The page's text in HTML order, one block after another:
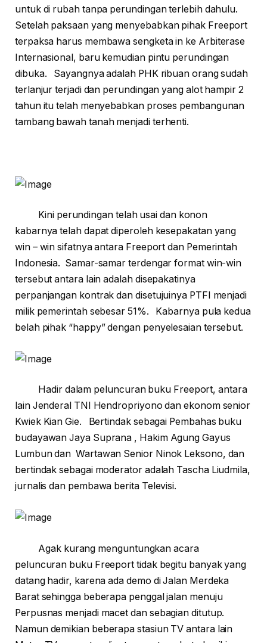
untuk di rubah tanpa perundingan terlebih dahulu.
Setelah paksaan yang menyebabkan pihak Freeport
terpaksa harus membawa sengketa in ke Arbiterase
Internasional, baru kemudian pintu perundingan
dibuka. Sayangnya adalah PHK ribuan orang sudah
terlanjur terjadi dan perundingan yang alot hampir 2
tahun itu telah menyebabkan proses pembangunan
tambang bawah tanah menjadi terhenti.
Kini perundingan telah usai dan konon
kabarnya telah dapat diperoleh kesepakatan yang
win – win sifatnya antara Freeport dan Pemerintah
Indonesia. Samar-samar terdengar format win-win
tersebut antara lain adalah disepakatinya
perpanjangan kontrak dan disetujuinya PTFI menjadi
milik pemerintah sebesar 51%. Kabarnya pula kedua
belah pihak “happy” dengan penyelesaian tersebut.
Hadir dalam peluncuran buku Freeport, antara
lain Jenderal TNI Hendropriyono dan ekonom senior
Kwiek Kian Gie. Bertindak sebagai Pembahas buku
budayawan Jaya Suprana , Hakim Agung Gayus
Lumbun dan Wartawan Senior Ninok Leksono, dan
bertindak sebagai moderator adalah Tascha Liudmila,
jurnalis dan pembawa berita Televisi.
Agak kurang menguntungkan acara
peluncuran buku Freeport tidak begitu banyak yang
datang hadir, karena ada demo di Jalan Merdeka
Barat sehingga beberapa penggal jalan menuju
Perpusnas menjadi macet dan sebagian ditutup.
Namun demikian beberapa stasiun TV antara lain